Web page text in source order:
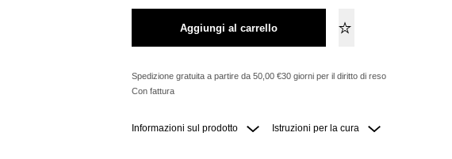
Aggiungi al carrello
Spedizione gratuita a partire da 50,00 €30 giorni per il diritto di reso
Con fattura
Informazioni sul prodotto Istruzioni per la cura